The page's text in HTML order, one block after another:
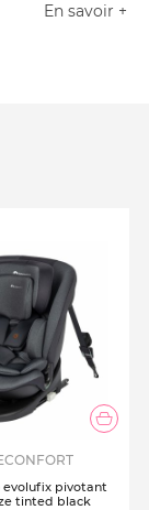
En savoir +
evolufix pivotant
tinted black